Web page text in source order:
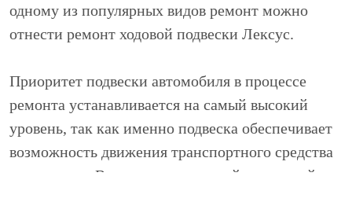
одному из популярных видов ремонт можно
отнести ремонт ходовой подвески Лексус.
Приоритет подвески автомобиля в процессе
ремонта устанавливается на самый высокий
уровень, так как именно подвеска обеспечивает
возможность движения транспортного средства
в принципе. В качестве начальной операцией по